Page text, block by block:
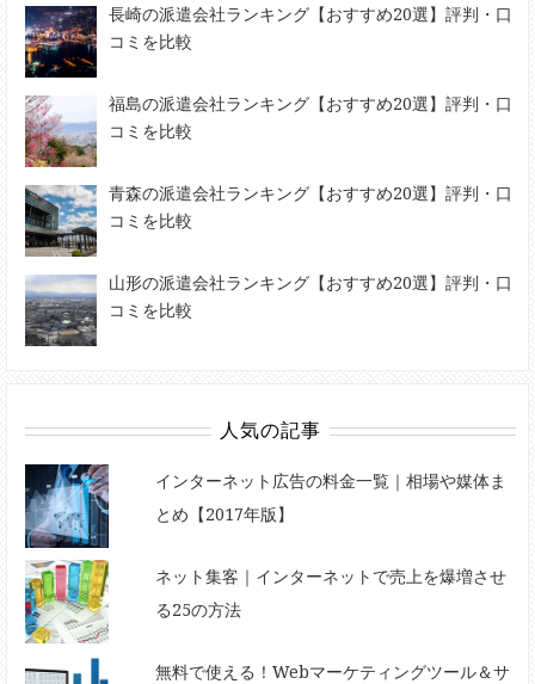
長崎の派遣会社ランキング【おすすめ20選】評判・口
コミを比較
福島の派遣会社ランキング【おすすめ20選】評判・口
コミを比較
青森の派遣会社ランキング【おすすめ20選】評判・口
コミを比較
山形の派遣会社ランキング【おすすめ20選】評判・口
コミを比較
人気の記事
インターネット広告の料金一覧｜相場や媒体ま
とめ【2017年版】
ネット集客｜インターネットで売上を爆増させ
る25の方法
無料で使える！Webマーケティングツール＆サ